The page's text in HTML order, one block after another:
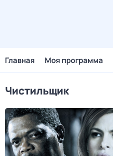
Главная Моя программа
Чистильщик